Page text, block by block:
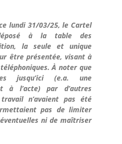
lundi 31/03/25, le Cartel
déposé à la table des
la seule et unique
être présentée, visant à
À noter que
jusqu’ici (e.a. une
à l’acte) par d’autres
n’avaient pas été
pas de limiter
ni de maîtriser